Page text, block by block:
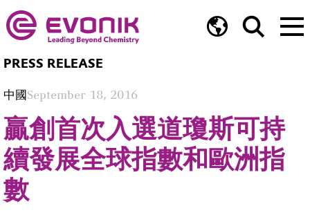
PRESS RELEASE
中國September 18, 2016
贏創首次入選道瓊斯可持
續發展全球指數和歐洲指
數